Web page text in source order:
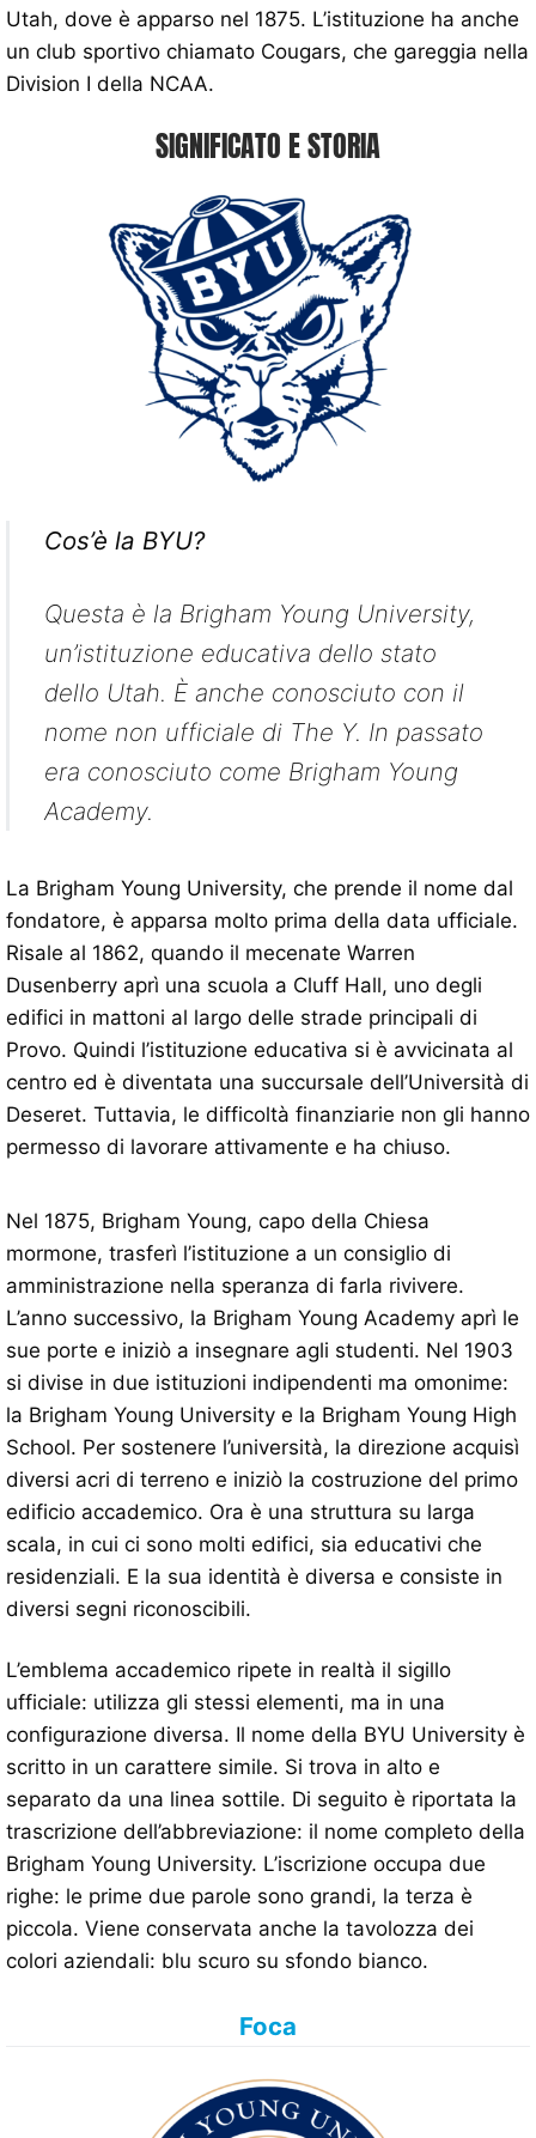
Utah, dove è apparso nel 1875. L’istituzione ha anche
un club sportivo chiamato Cougars, che gareggia nella
Division I della NCAA.
SIGNIFICATO E STORIA
Cos’è la BYU?
Questa è la Brigham Young University,
un’istituzione educativa dello stato
dello Utah. È anche conosciuto con il
nome non ufficiale di The Y. In passato
era conosciuto come Brigham Young
Academy.
La Brigham Young University, che prende il nome dal
fondatore, è apparsa molto prima della data ufficiale.
Risale al 1862, quando il mecenate Warren
Dusenberry aprì una scuola a Cluff Hall, uno degli
edifici in mattoni al largo delle strade principali di
Provo. Quindi l’istituzione educativa si è avvicinata al
centro ed è diventata una succursale dell’Università di
Deseret. Tuttavia, le difficoltà finanziarie non gli hanno
permesso di lavorare attivamente e ha chiuso.
Nel 1875, Brigham Young, capo della Chiesa
mormone, trasferì l’istituzione a un consiglio di
amministrazione nella speranza di farla rivivere.
L’anno successivo, la Brigham Young Academy aprì le
sue porte e iniziò a insegnare agli studenti. Nel 1903
si divise in due istituzioni indipendenti ma omonime:
la Brigham Young University e la Brigham Young High
School. Per sostenere l’università, la direzione acquisì
diversi acri di terreno e iniziò la costruzione del primo
edificio accademico. Ora è una struttura su larga
scala, in cui ci sono molti edifici, sia educativi che
residenziali. E la sua identità è diversa e consiste in
diversi segni riconoscibili.
L’emblema accademico ripete in realtà il sigillo
ufficiale: utilizza gli stessi elementi, ma in una
configurazione diversa. Il nome della BYU University è
scritto in un carattere simile. Si trova in alto e
separato da una linea sottile. Di seguito è riportata la
trascrizione dell’abbreviazione: il nome completo della
Brigham Young University. L’iscrizione occupa due
righe: le prime due parole sono grandi, la terza è
piccola. Viene conservata anche la tavolozza dei
colori aziendali: blu scuro su sfondo bianco.
Foca